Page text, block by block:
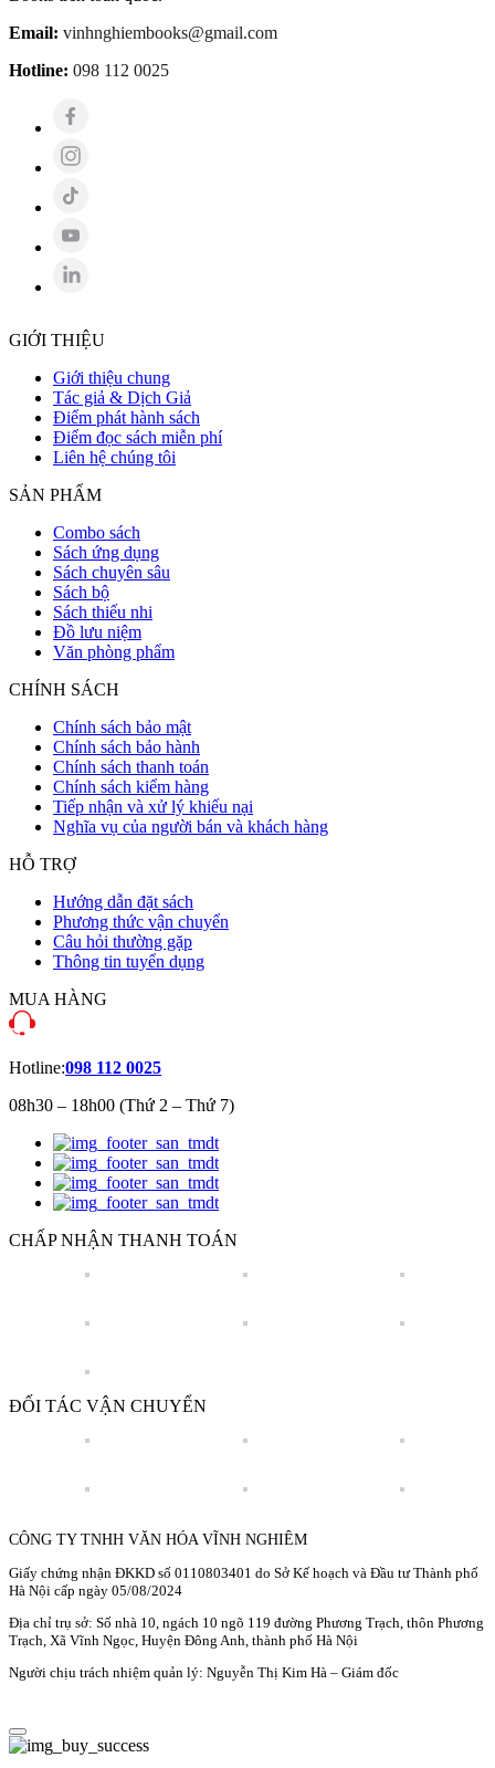
Email: vinhnghiembooks@gmail.com
Hotline: 098 112 0025
GIỚI THIỆU
Giới thiệu chung
Tác giả & Dịch Giả
Điểm phát hành sách
Điểm đọc sách miễn phí
Liên hệ chúng tôi
SẢN PHẨM
Combo sách
Sách ứng dụng
Sách chuyên sâu
Sách bộ
Sách thiếu nhi
Đồ lưu niệm
Văn phòng phẩm
CHÍNH SÁCH
Chính sách bảo mật
Chính sách bảo hành
Chính sách thanh toán
Chính sách kiểm hàng
Tiếp nhận và xử lý khiếu nại
Nghĩa vụ của người bán và khách hàng
HỖ TRỢ
Hướng dẫn đặt sách
Phương thức vận chuyển
Câu hỏi thường gặp
Thông tin tuyển dụng
MUA HÀNG
Hotline:098 112 0025
08h30 – 18h00 (Thứ 2 – Thứ 7)
CHẤP NHẬN THANH TOÁN
ĐỐI TÁC VẬN CHUYỂN
CÔNG TY TNHH VĂN HÓA VĨNH NGHIÊM
Giấy chứng nhận ĐKKD số 0110803401 do Sở Kế hoạch và Đầu tư Thành phố
Hà Nội cấp ngày 05/08/2024
Địa chỉ trụ sở: Số nhà 10, ngách 10 ngõ 119 đường Phương Trạch, thôn Phương
Trạch, Xã Vĩnh Ngọc, Huyện Đông Anh, thành phố Hà Nội
Người chịu trách nhiệm quản lý: Nguyễn Thị Kim Hà – Giám đốc